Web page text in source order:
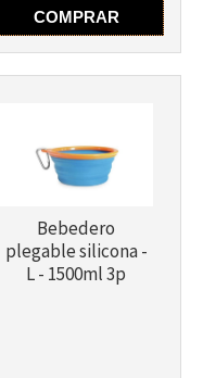
COMPRAR
Bebedero
plegable silicona -
L - 1500ml 3p
Más info